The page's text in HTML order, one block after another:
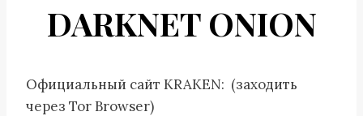
DARKNET ONION
Официальный сайт KRAKEN: (заходить
через Tor Browser)